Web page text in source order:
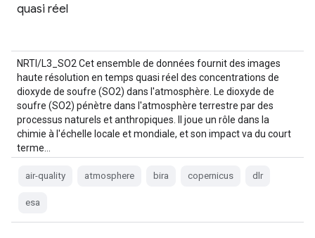
quasi réel
NRTI/L3_SO2 Cet ensemble de données fournit des images
haute résolution en temps quasi réel des concentrations de
dioxyde de soufre (SO2) dans l'atmosphère. Le dioxyde de
soufre (SO2) pénètre dans l'atmosphère terrestre par des
processus naturels et anthropiques. Il joue un rôle dans la
chimie à l'échelle locale et mondiale, et son impact va du court
terme…
air-quality atmosphere bira copernicus dlr
esa